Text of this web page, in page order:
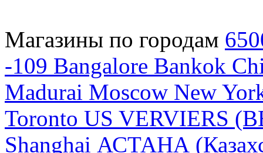
Магазины по городам
-109 Bangalore Bankok
Madurai Moscow New
Toronto US VERVIERS
Shanghai АСТАНА